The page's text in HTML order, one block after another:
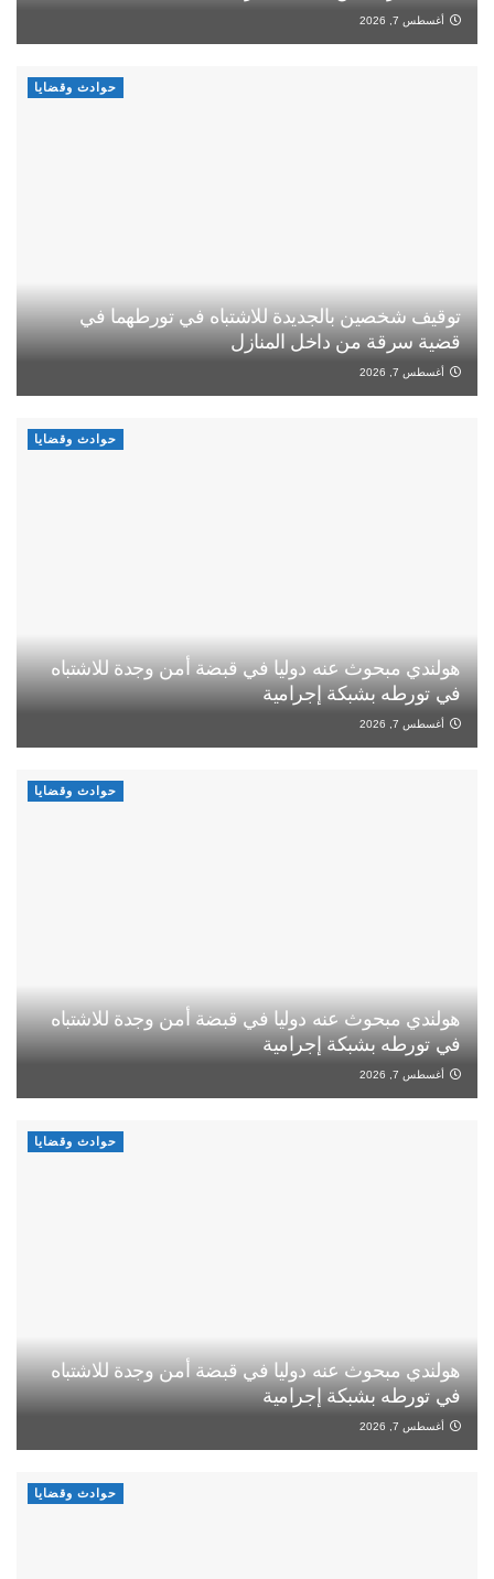
أغسطس 7, 2026
حوادث وقضايا
توقيف شخصين بالجديدة للاشتباه في تورطهما في
قضية سرقة من داخل المنازل
أغسطس 7, 2026
حوادث وقضايا
هولندي مبحوث عنه دوليا في قبضة أمن وجدة للاشتباه
في تورطه بشبكة إجرامية
أغسطس 7, 2026
حوادث وقضايا
هولندي مبحوث عنه دوليا في قبضة أمن وجدة للاشتباه
في تورطه بشبكة إجرامية
أغسطس 7, 2026
حوادث وقضايا
هولندي مبحوث عنه دوليا في قبضة أمن وجدة للاشتباه
في تورطه بشبكة إجرامية
أغسطس 7, 2026
حوادث وقضايا